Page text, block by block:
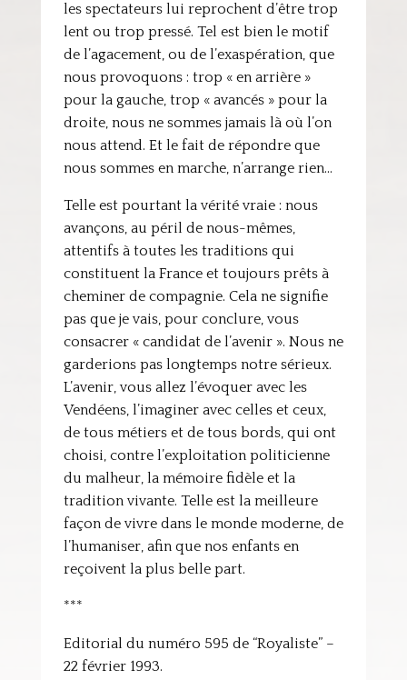
les spectateurs lui reprochent d’être trop
lent ou trop pressé. Tel est bien le motif
de l’agacement, ou de l’exaspération, que
nous provoquons : trop « en arrière »
pour la gauche, trop « avancés » pour la
droite, nous ne sommes jamais là où l’on
nous attend. Et le fait de répondre que
nous sommes en marche, n’arrange rien…
Telle est pourtant la vérité vraie : nous
avançons, au péril de nous-mêmes,
attentifs à toutes les traditions qui
constituent la France et toujours prêts à
cheminer de compagnie. Cela ne signifie
pas que je vais, pour conclure, vous
consacrer « candidat de l’avenir ». Nous ne
garderions pas longtemps notre sérieux.
L’avenir, vous allez l’évoquer avec les
Vendéens, l’imaginer avec celles et ceux,
de tous métiers et de tous bords, qui ont
choisi, contre l’exploitation politicienne
du malheur, la mémoire fidèle et la
tradition vivante. Telle est la meilleure
façon de vivre dans le monde moderne, de
l’humaniser, afin que nos enfants en
reçoivent la plus belle part.
***
Editorial du numéro 595 de “Royaliste” –
22 février 1993.